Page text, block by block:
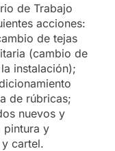
de Trabajo
acciones:
de tejas
(cambio de
instalación);
de rúbricas;
nuevos y
pintura y
cartel.